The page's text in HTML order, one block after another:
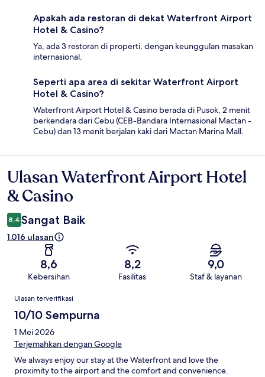
Apakah ada restoran di dekat Waterfront Airport
Hotel & Casino?
Ya, ada 3 restoran di properti, dengan keunggulan masakan
internasional.
Seperti apa area di sekitar Waterfront Airport
Hotel & Casino?
Waterfront Airport Hotel & Casino berada di Pusok, 2 menit
berkendara dari Cebu (CEB-Bandara Internasional Mactan -
Cebu) dan 13 menit berjalan kaki dari Mactan Marina Mall.
Ulasan
Ulasan Waterfront Airport Hotel
& Casino
8,4 Sangat Baik
1.016 ulasan
8,6
Kebersihan
8,2
Fasilitas
9,0
Staf & layanan
Ulasan
Ulasan terverifikasi
10/10 Sempurna
1 Mei 2026
Terjemahkan dengan Google
We always enjoy our stay at the Waterfront and love the
proximity to the airport and the comfort and convenience.